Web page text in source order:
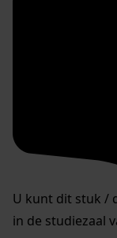
U kunt dit stuk /
in de studiezaal